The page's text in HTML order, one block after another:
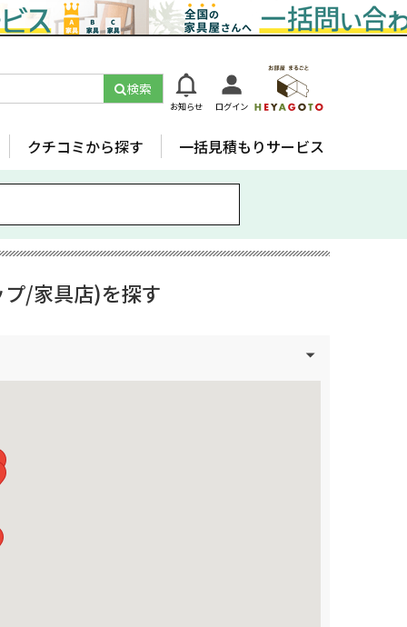
検索
お知らせ ログイン
クチコミから探す 一括見積もりサービス
/家具店)を探す